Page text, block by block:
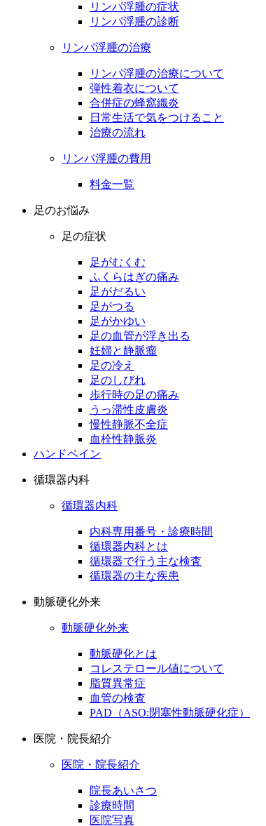
リンパ浮腫の症状
リンパ浮腫の診断
リンパ浮腫の治療
リンパ浮腫の治療について
弾性着衣について
合併症の蜂窩織炎
日常生活で気をつけること
治療の流れ
リンパ浮腫の費用
料金一覧
足のお悩み
足の症状
足がむくむ
ふくらはぎの痛み
足がだるい
足がつる
足がかゆい
足の血管が浮き出る
妊婦と静脈瘤
足の冷え
足のしびれ
歩行時の足の痛み
うっ滞性皮膚炎
慢性静脈不全症
血栓性静脈炎
ハンドベイン
循環器内科
循環器内科
内科専用番号・診療時間
循環器内科とは
循環器で行う主な検査
循環器の主な疾患
動脈硬化外来
動脈硬化外来
動脈硬化とは
コレステロール値について
脂質異常症
血管の検査
PAD（ASO:閉塞性動脈硬化症）
医院・院長紹介
医院・院長紹介
院長あいさつ
診療時間
医院写真